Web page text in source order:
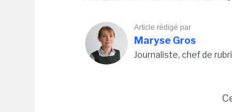
Article rédigé par
Maryse Gros
Journaliste, chef de